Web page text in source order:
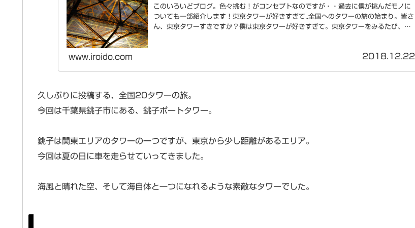
このいろいどブログ。色々挑む！がコンセプトなのですが・・過去に僕が挑んだモノに
ついても一部紹介します！東京タワーが好きすぎて..全国へのタワーの旅の始まり。皆さ
ん、東京タワーすきですか？僕は東京タワーが好きすぎて。東京タワーをみるたび、ニ
www.iroido.com 2018.12.22
久しぶりに投稿する、全国20タワーの旅。
今回は千葉県銚子市にある、銚子ポートタワー。
銚子は関東エリアのタワーの一つですが、東京から少し距離があるエリア。
今回は夏の日に車を走らせていってきました。
海風と晴れた空、そして海自体と一つになれるような素敵なタワーでした。